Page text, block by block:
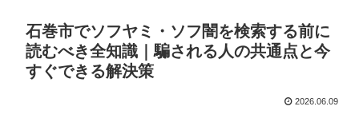
石巻市でソフヤミ・ソフ闇を検索する前に
読むべき全知識｜騙される人の共通点と今
すぐできる解決策
2026.06.09